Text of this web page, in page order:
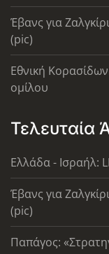
Έβανς για
(pic)
Εθνική
ομίλου
Τελευταία
Ελλάδα - Ισραήλ:
Έβανς για
(pic)
Παπάγος: